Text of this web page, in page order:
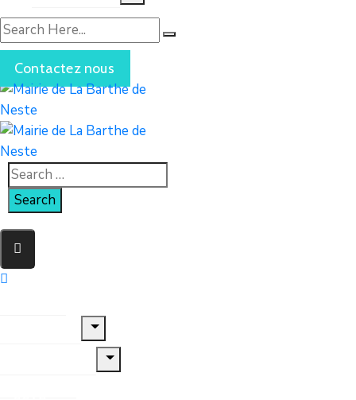
Contactez nous